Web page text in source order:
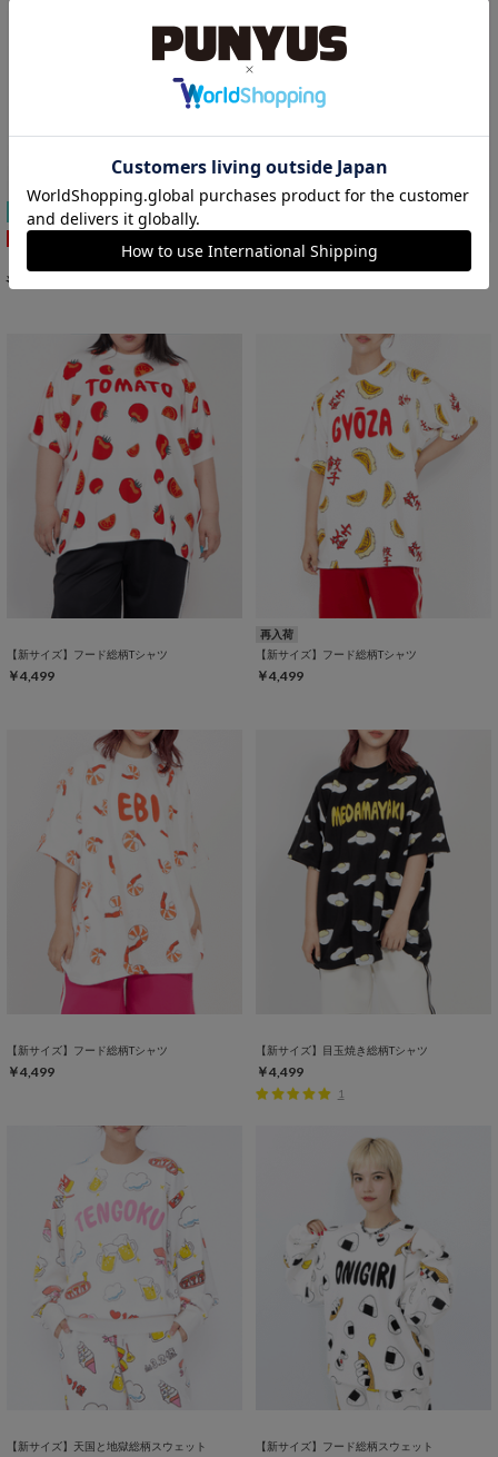
期間限定プライス
【新サイズ】フード総柄スウェットショートパンツ
¥5,500
【新サイズ】フード総柄Tシャツ
【新サイズ】フード総柄Tシャツ
￥4,499
再入荷
【新サイズ】フード総柄Tシャツ
￥4,499
【新サイズ】フード総柄Tシャツ
￥4,499
【新サイズ】目玉焼き総柄Tシャツ
￥4,499
1
【新サイズ】天国と地獄総柄スウェット 【新サイズ】フード総柄スウェット